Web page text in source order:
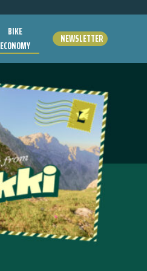
BIKE
ECONOMY
NEWSLETTER